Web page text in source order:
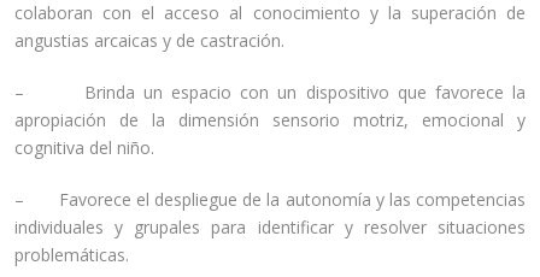
colaboran con el acceso al conocimiento y la superación de
angustias arcaicas y de castración.
– Brinda un espacio con un dispositivo que favorece la
apropiación de la dimensión sensorio motriz, emocional y
cognitiva del niño.
– Favorece el despliegue de la autonomía y las competencias
individuales y grupales para identificar y resolver situaciones
problemáticas.